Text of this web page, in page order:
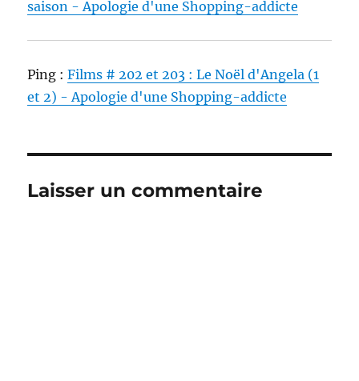
saison - Apologie d'une Shopping-addicte
Ping :Films # 202 et 203 : Le Noël d'Angela (1
et 2) - Apologie d'une Shopping-addicte
Laisser un commentaire